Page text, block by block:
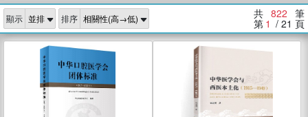
代 、 數學女孩：黎曼猜想 、 偉大的
迷走神經
顯示 排序 共 822 筆
第 1 / 21 頁